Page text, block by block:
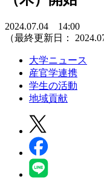
2024.07.04 14:00
（最終更新日：
大学ニュース
産官学連携
学生の活動
地域貢献